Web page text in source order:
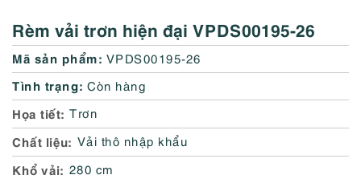
Rèm vải trơn hiện đại VPDS00195-26
Mã sản phẩm: VPDS00195-26
Tình trạng: Còn hàng
Họa tiết Trơn
Chất liệu Vải thô nhập khẩu
Khổ vải 280 cm